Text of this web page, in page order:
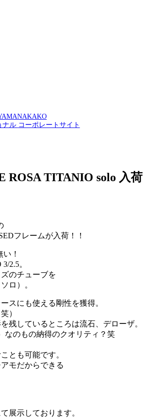
ナル コーポレートサイト
ROSA TITANIO solo 入荷
フレームが入荷！！
！
2.5。
のチューブを
ロ）。
スにも使える剛性を獲得。
）
残しているところは流石、デローザ。
なのもの納得のクオリティ？笑
とも可能です。
モだからできる
展示しております。